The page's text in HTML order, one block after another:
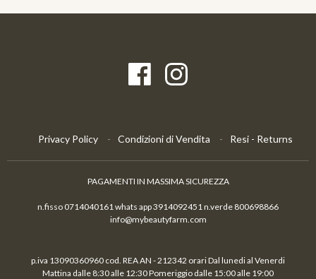
Privacy Policy Condizioni di Vendita Resi - Returns
PAGAMENTI IN MASSIMA SICUREZZA
n.fisso 0714040161 whats app 3914092451 n.verde 800698866
info@mybeautyfarm.com
p.iva 13090360960 cod. REA AN - 212342 orari Dal lunedi al Venerdi
Mattina dalle 8:30 alle 12:30 Pomeriggio dalle 15:00 alle 19:00